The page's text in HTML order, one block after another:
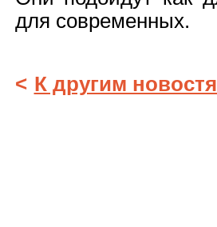
для современных.
< К другим